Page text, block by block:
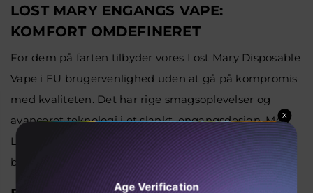
LOST MARY ENGANGS VAPE:
KOMFORT OMDEFINERET
For dem på farten tilbyder vores Lost Mary Disposable
Vape i EU brugervenlighed uden at gå på kompromis
med kvaliteten. Det har rige smagsoplevelser og
avanceret teknologi i et slankt, engangsdesign. Med
Lost Mary engangs vape har det altid været mere
besværligt at bruge dampen.
X
Age Verification